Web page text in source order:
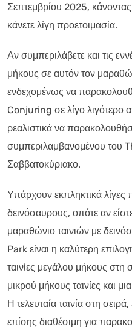
Σεπτεμβρίου 2025,
κάνετε λίγη προετοιμασία.
Αν συμπεριλάβετε και τις
μήκους σε αυτόν τον
ενδεχομένως να
Conjuring σε λίγο λιγότερο
ρεαλιστικά να
συμπεριλαμβανομένου του
Σαββατοκύριακο.
Υπάρχουν εκπληκτικά λίγες
δεινόσαυρους, οπότε αν
μαραθώνιο ταινιών με
Park είναι η καλύτερη
ταινίες μεγάλου μήκους στη
μικρού μήκους ταινίες και
Η τελευταία ταινία στη
επίσης διαθέσιμη για